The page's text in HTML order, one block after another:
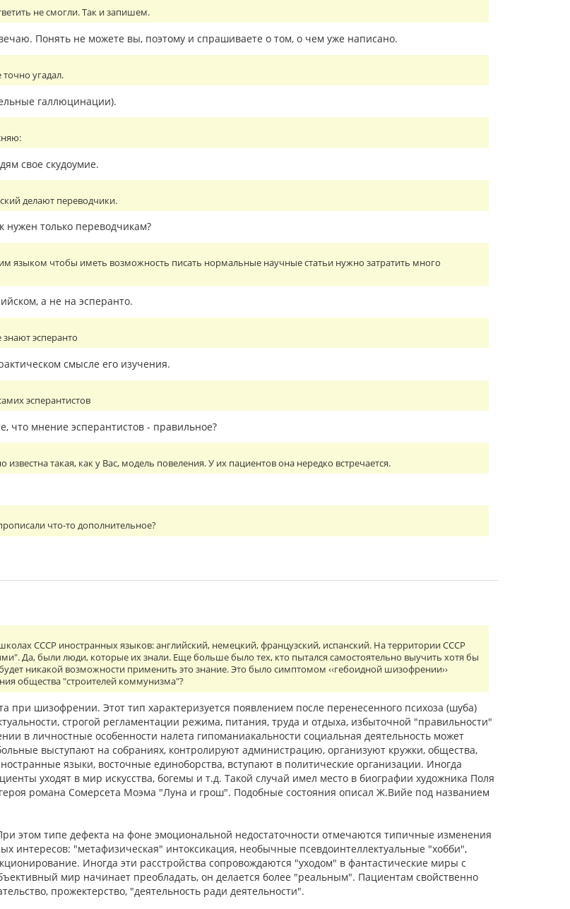
не смогли. Так и запишем.
Понять не можете вы, поэтому и спрашиваете о том, о чем уже написано.
угадал.
галлюцинации).
свое скудоумие.
делают переводчики.
только переводчикам?
языком чтобы иметь возможность писать нормальные научные статьи нужно затратить много
а не на эсперанто.
эсперанто
смысле его изучения.
эсперантистов
что мнение эсперантистов - правильное?
такая, как у Вас, модель повеления. У их пациентов она нередко встречается.
что-то дополнительное?
СССР иностранных языков: английский, немецкий, французский, испанский. На территории СССР
Да, были люди, которые их знали. Еще больше было тех, кто пытался самостоятельно выучить хотя бы
никакой возможности применить это знание. Это было симптомом ‹‹гебоидной шизофрении››
общества "строителей коммунизма"?
при шизофрении. Этот тип харак­теризуется появлением после перенесенного психоза (шуба)
строгой регла­ментации режима, питания, труда и отдыха, избыточной "пра­вильности"
в лич­ностные особенности налета гипоманиакальности социальная деятельность может
выступают на собраниях, контролируют администрацию, организуют кружки, общества,
языки, восточные единоборства, вступа­ют в политические организации. Иногда
уходят в мир искусства, богемы и т.д. Такой случай имел место в биографии художника Поля
романа Сомерсета Моэма "Луна и грош". Подобные состояния описал Ж.Вийе под названием
этом типе дефекта на фоне эмоциональной недостаточности отмечаются типичные изменения
интересов: "метафизическая" интоксикация, необычные псев­доинтеллектуальные "хобби",
Иногда эти расстройства сопровожда­ются "уходом" в фантастические миры с
мир начинает преобладать, он делается более "реальным". Пациентам свойственно
прожектерство, "дея­тельность ради деятельности".